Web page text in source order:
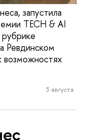
запустила
TECH & AI
Ревдинском
возможностях
3 августа